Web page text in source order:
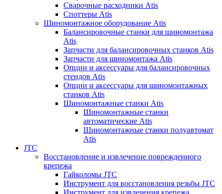
Сварочные расходники Atis
Споттеры Atis
Шиномонтажное оборудование Atis
Балансировочные станки для шиномонтажа
Atis
Запчасти для балансировочных станков Atis
Запчасти для шиномонтажа Atis
Опции и аксессуары для балансировочных
стендов Atis
Опции и аксессуары для шиномонтажных
станков Atis
Шиномонтажные станки Atis
Шиномонтажные станки
автоматические Atis
Шиномонтажные станки полуавтомат
Atis
JTC
Восстановление и извлечение поврежденного
крепежа
Гайколомы JTC
Инструмент для восстановления резьбы JTC
Инструмент для извлечения крепежа